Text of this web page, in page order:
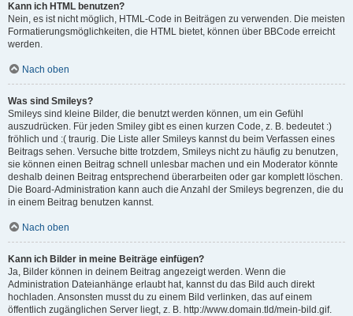
Kann ich HTML benutzen?
Nein, es ist nicht möglich, HTML-Code in Beiträgen zu verwenden. Die meisten
Formatierungsmöglichkeiten, die HTML bietet, können über BBCode erreicht
werden.
Nach oben
Was sind Smileys?
Smileys sind kleine Bilder, die benutzt werden können, um ein Gefühl
auszudrücken. Für jeden Smiley gibt es einen kurzen Code, z. B. bedeutet :)
fröhlich und :( traurig. Die Liste aller Smileys kannst du beim Verfassen eines
Beitrags sehen. Versuche bitte trotzdem, Smileys nicht zu häufig zu benutzen,
sie können einen Beitrag schnell unlesbar machen und ein Moderator könnte
deshalb deinen Beitrag entsprechend überarbeiten oder gar komplett löschen.
Die Board-Administration kann auch die Anzahl der Smileys begrenzen, die du
in einem Beitrag benutzen kannst.
Nach oben
Kann ich Bilder in meine Beiträge einfügen?
Ja, Bilder können in deinem Beitrag angezeigt werden. Wenn die
Administration Dateianhänge erlaubt hat, kannst du das Bild auch direkt
hochladen. Ansonsten musst du zu einem Bild verlinken, das auf einem
öffentlich zugänglichen Server liegt, z. B. http://www.domain.tld/mein-bild.gif.